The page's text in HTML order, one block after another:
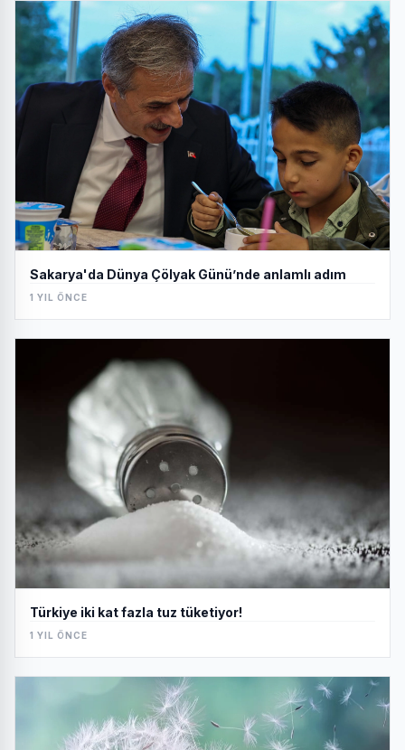
Sakarya'da Dünya Çölyak Günü’nde anlamlı adım
1 YIL ÖNCE
Türkiye iki kat fazla tuz tüketiyor!
1 YIL ÖNCE